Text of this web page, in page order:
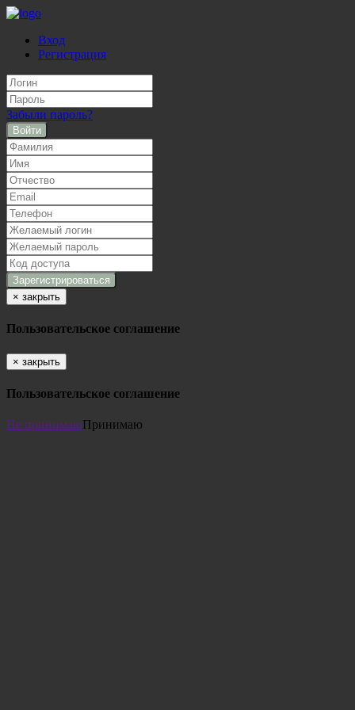
Вход
Регистрация
Забыли пароль?
Войти
× закрыть
Пользовательское соглашение
× закрыть
Пользовательское соглашение
Не принимаюПринимаю